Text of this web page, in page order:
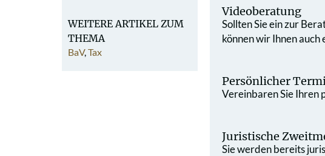
WEITERE ARTIKEL ZUM
THEMA
BaV,Tax
Videoberatung
Sollten Sie ein zur
können wir Ihnen
Persönlicher
Vereinbaren Sie Ihren
Juristische
Sie werden bereits